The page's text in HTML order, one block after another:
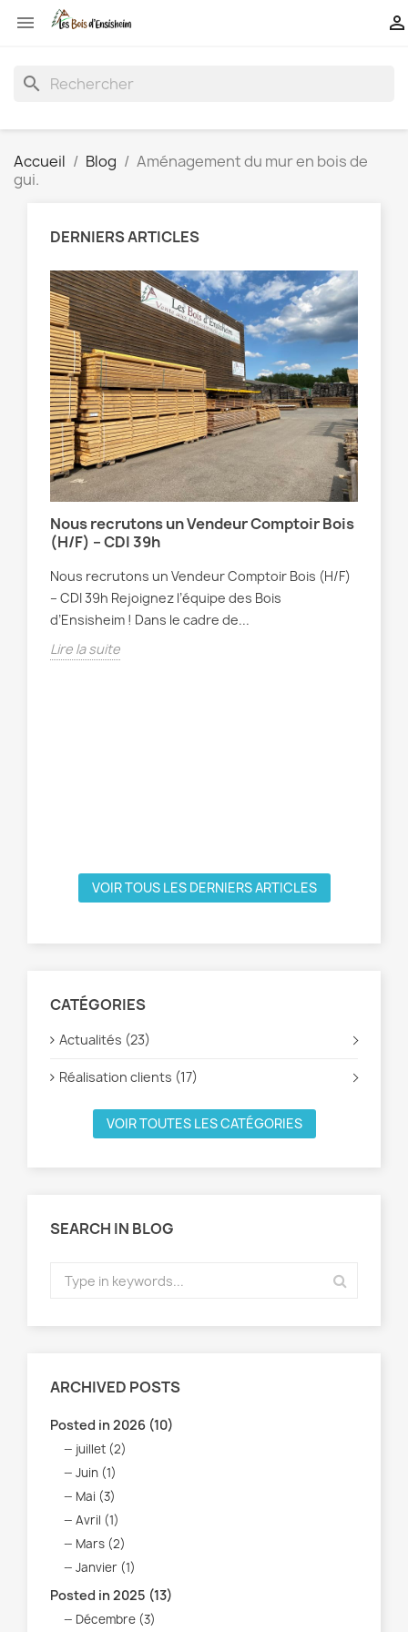
 
search
Accueil Blog
Aménagement du mur en bois de
gui.
DERNIERS ARTICLES
Nous recrutons un Vendeur Comptoir Bois
(H/F) – CDI 39h
Nous recrutons un Vendeur Comptoir Bois (H/F)
– CDI 39h Rejoignez l’équipe des Bois
d’Ensisheim ! Dans le cadre de...
Lire la suite
VOIR TOUS LES DERNIERS ARTICLES
CATÉGORIES
Actualités (23)
Réalisation clients (17)
VOIR TOUTES LES CATÉGORIES
SEARCH IN BLOG
ARCHIVED POSTS
Posted in 2026 (10)
juillet (2)
Juin (1)
Mai (3)
Avril (1)
Mars (2)
Janvier (1)
Posted in 2025 (13)
Décembre (3)